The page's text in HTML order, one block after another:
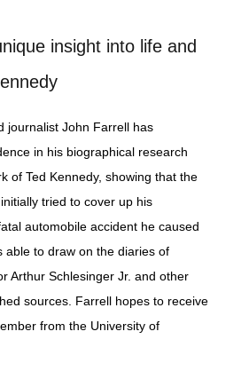
insight into life and
journalist John Farrell has
in his biographical research
of Ted Kennedy, showing that the
tried to cover up his
automobile accident he caused
able to draw on the diaries of
Arthur Schlesinger Jr. and other
sources. Farrell hopes to receive
from the University of